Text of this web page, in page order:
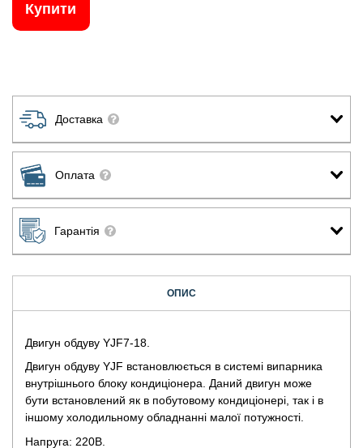
Купити
Доставка
Оплата
Гарантія
ОПИС
Двигун обдуву YJF7-18.
Двигун обдуву YJF встановлюється в системі випарника
внутрішнього блоку кондиціонера. Даний двигун може
бути встановлений як в побутовому кондиціонері, так і в
іншому холодильному обладнанні малої потужності.
Напруга: 220В.